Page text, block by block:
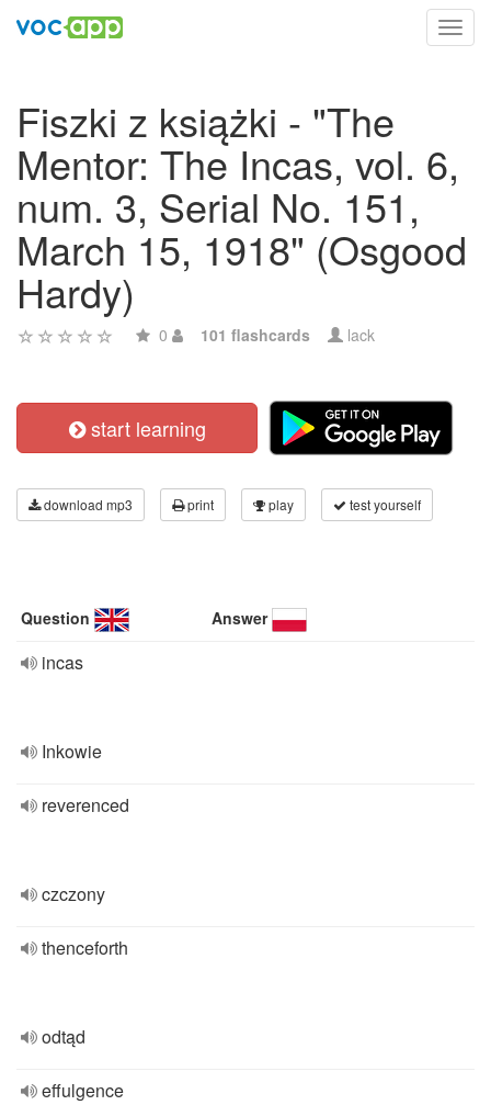
Fiszki z książki - "The
Mentor: The Incas, vol. 6,
num. 3, Serial No. 151,
March 15, 1918" (Osgood
Hardy)
0 101 flashcards lack
start learning
download mp3 print play test yourself
Question Answer
incas
Inkowie
reverenced
czczony
thenceforth
odtąd
effulgence